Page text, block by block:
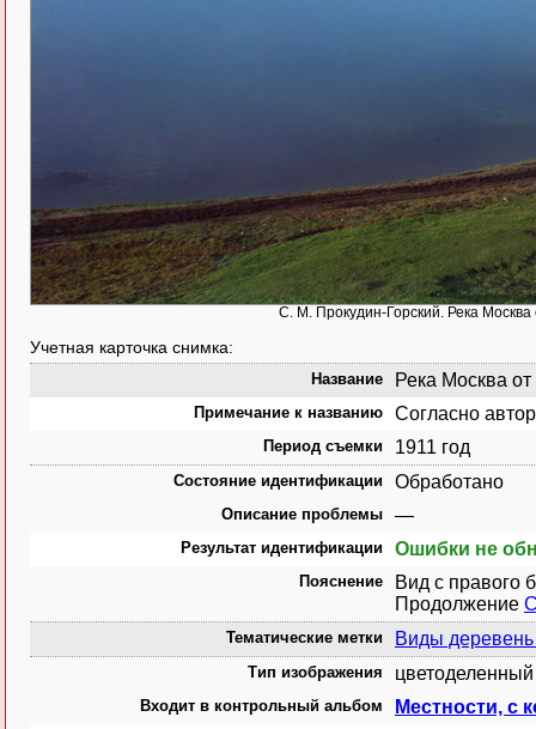
С. М. Прокудин-Горский. Река
Учетная карточка снимка:
Название Река Москва
Примечание к названию Согласно
Период съемки 1911 год
Состояние идентификации Обработано
Описание проблемы —
Результат идентификации Ошибки не
Пояснение
Вид с правого
Продолжение
Тематические метки Виды деревень
Тип изображения
Входит в контрольный альбом Местности, с